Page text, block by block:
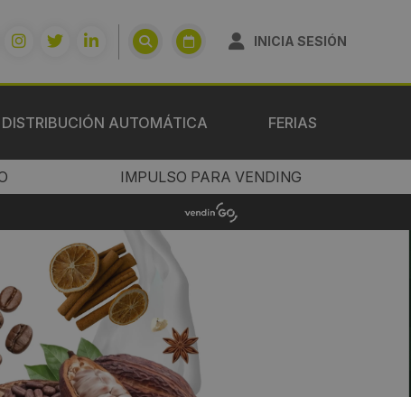
INICIA SESIÓN
DISTRIBUCIÓN AUTOMÁTICA FERIAS
IMPULSO PARA VENDING